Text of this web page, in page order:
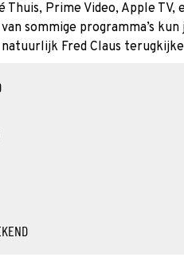
Thuis, Prime Video, Apple TV,
sommige programma’s
Fred Claus